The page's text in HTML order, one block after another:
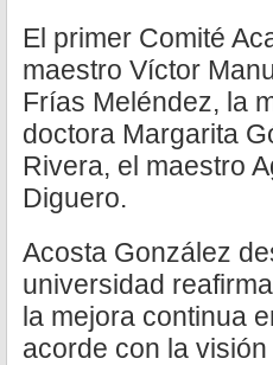
El primer Comité
maestro Víctor
Frías Meléndez, la
doctora Margarita
Rivera, el maestro
Diguero.
Acosta González
universidad
la mejora continua
acorde con la